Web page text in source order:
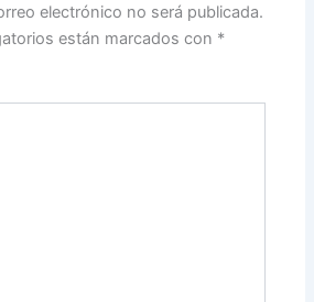
electrónico no será publicada.
están marcados con *